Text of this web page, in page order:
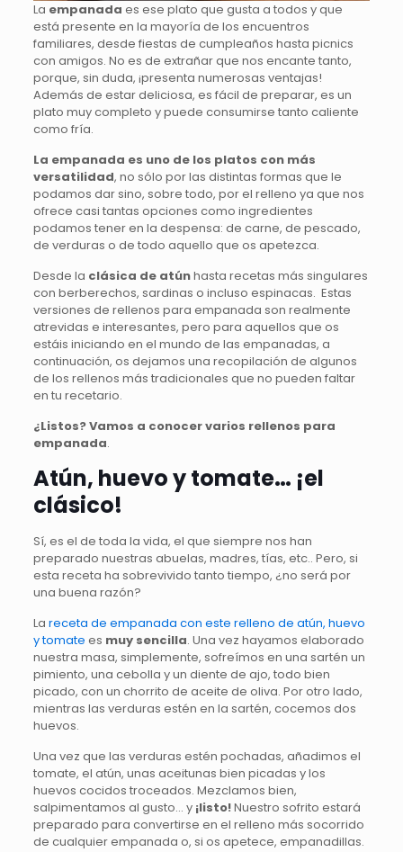
La empanada es ese plato que gusta a todos y que
está presente en la mayoría de los encuentros
familiares, desde fiestas de cumpleaños hasta picnics
con amigos. No es de extrañar que nos encante tanto,
porque, sin duda, ¡presenta numerosas ventajas!
Además de estar deliciosa, es fácil de preparar, es un
plato muy completo y puede consumirse tanto caliente
como fría.
La empanada es uno de los platos con más
versatilidad, no sólo por las distintas formas que le
podamos dar sino, sobre todo, por el relleno ya que nos
ofrece casi tantas opciones como ingredientes
podamos tener en la despensa: de carne, de pescado,
de verduras o de todo aquello que os apetezca.
Desde la clásica de atúnhasta recetas más singulares
con berberechos, sardinas o incluso espinacas. Estas
versiones de rellenos para empanada son realmente
atrevidas e interesantes, pero para aquellos que os
estáis iniciando en el mundo de las empanadas, a
continuación, os dejamos una recopilación de algunos
de los rellenos más tradicionales que no pueden faltar
en tu recetario.
¿Listos? Vamos a conocer varios rellenos para
empanada.
Atún, huevo y tomate… ¡el
clásico!
Sí, es el de toda la vida, el que siempre nos han
preparado nuestras abuelas, madres, tías, etc.. Pero, si
esta receta ha sobrevivido tanto tiempo, ¿no será por
una buena razón?
La receta de empanada con este relleno de atún, huevo
y tomate es muy sencilla. Una vez hayamos elaborado
nuestra masa, simplemente, sofreímos en una sartén un
pimiento, una cebolla y un diente de ajo, todo bien
picado, con un chorrito de aceite de oliva. Por otro lado,
mientras las verduras estén en la sartén, cocemos dos
huevos.
Una vez que las verduras estén pochadas, añadimos el
tomate, el atún, unas aceitunas bien picadas y los
huevos cocidos troceados. Mezclamos bien,
salpimentamos al gusto… y ¡listo!Nuestro sofrito estará
preparado para convertirse en el relleno más socorrido
de cualquier empanada o, si os apetece, empanadillas.